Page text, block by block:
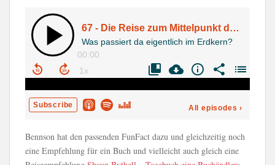
Bennson hat den passenden FunFact dazu und gleichzeitig noch
eine Empfehlung für ein Buch und vielleicht auch gleich eine